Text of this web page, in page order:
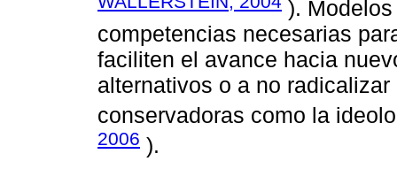
).
competencias necesarias
faciliten el avance hacia
alternativos o a no
conservadoras como la
2006 ).